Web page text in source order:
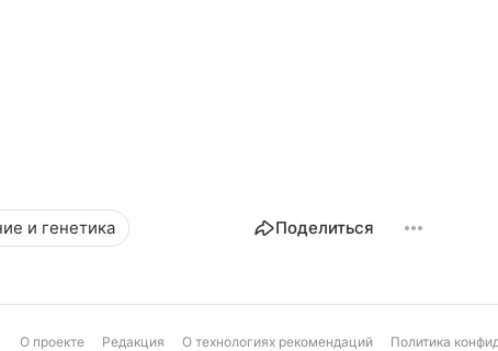
и генетика Поделиться
О проекте Редакция О технологиях рекомендаций Политика